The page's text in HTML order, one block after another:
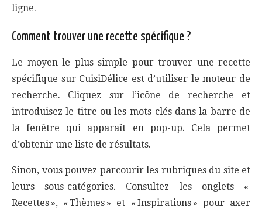
ligne.
Comment trouver une recette spécifique ?
Le moyen le plus simple pour trouver une recette
spécifique sur CuisiDélice est d’utiliser le moteur de
recherche. Cliquez sur l’icône de recherche et
introduisez le titre ou les mots-clés dans la barre de
la fenêtre qui apparaît en pop-up. Cela permet
d’obtenir une liste de résultats.
Sinon, vous pouvez parcourir les rubriques du site et
leurs sous-catégories. Consultez les onglets «
Recettes », « Thèmes » et « Inspirations » pour axer